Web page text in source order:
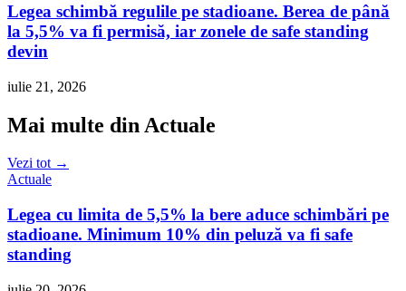
Legea schimbă regulile pe stadioane. Berea de până
la 5,5% va fi permisă, iar zonele de safe standing
devin
iulie 21, 2026
Mai multe din Actuale
Vezi tot →
Actuale
Legea cu limita de 5,5% la bere aduce schimbări pe
stadioane. Minimum 10% din peluză va fi safe
standing